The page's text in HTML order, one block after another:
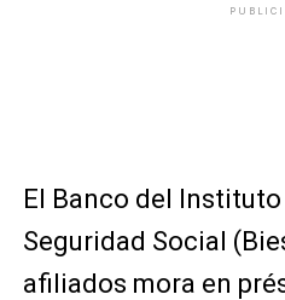
El Banco del
Seguridad Social
afiliados mora en